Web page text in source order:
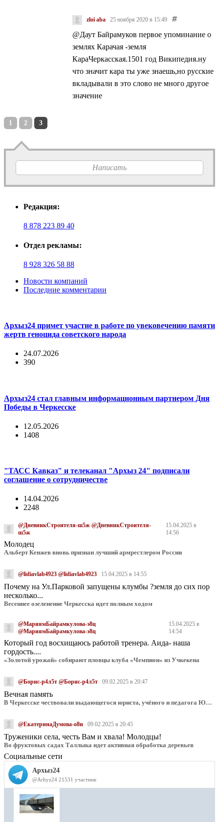
zloi aba 25 ноября 2020 в 15:49
@Даут Байрамуков первое упоминание о
землях Карачая -земля
КараЧеркасская.1501 год Википедия.ну
что значит кара ты уже знаешь,но русские
вкладывали в это слово не много другое
значение
1 2 3
Написать
Редакция:
8 878 223 89 40
Отдел рекламы:
8 928 326 58 88
Новости компаний
Последние комментарии
Архыз24 примет участие в работе по увековечению памяти
жертв геноцида советского народа
24.07.2026
390
Архыз24 стал главным информационным партнером Дня
Победы в Черкесске
12.05.2026
1408
"ТАСС Кавказ" и телеканал "Архыз 24" подписали
соглашение о сотрудничестве
14.04.2026
2248
@ДневникСтроителя-ш5ж @ДневникСтроителя-
ш5ж
15.04.2025 в
14:56
Молодец
Альберт Кенжев вновь признан лучший армрестлером России
@lidiavlab4923 @lidiavlab4923 15.04.2025 в 14:55
Почему на Ул.Парковой запущены клумбы ?земля до сих пор
несколько...
Весеннее озеленение Черкесска идет полным ходом
@МариямБайрамкулова-э8ц
@МариямБайрамкулова-э8ц
15.04.2025 в
14:54
Который год восхищаюсь работой тренера. Аида- наша
гордость....
«Золотой урожай» собирают пловцы клуба «Чемпион» из Учкекена
@Борис-р4л5т @Борис-р4л5т 09.02.2025 в 20:47
Вечная память
В Черкесске чествовали выдающегося юриста, учёного и педагога Юрия Калмыкова
@ЕкатеринаДумова-о8и 09.02.2025 в 20:45
Труженики села, честь Вам и хвала! Молодцы!
Во фруктовых садах Таллыка идет активная обработка деревьев
Социальные сети